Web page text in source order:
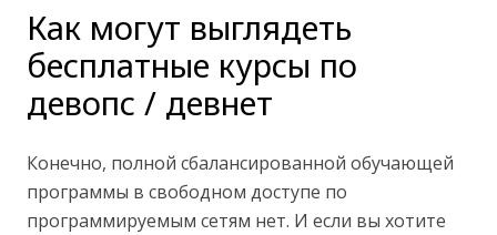
Как могут выглядеть
бесплатные курсы по
девопс / девнет
Конечно, полной сбалансированной обучающей
программы в свободном доступе по
программируемым сетям нет. И если вы хотите